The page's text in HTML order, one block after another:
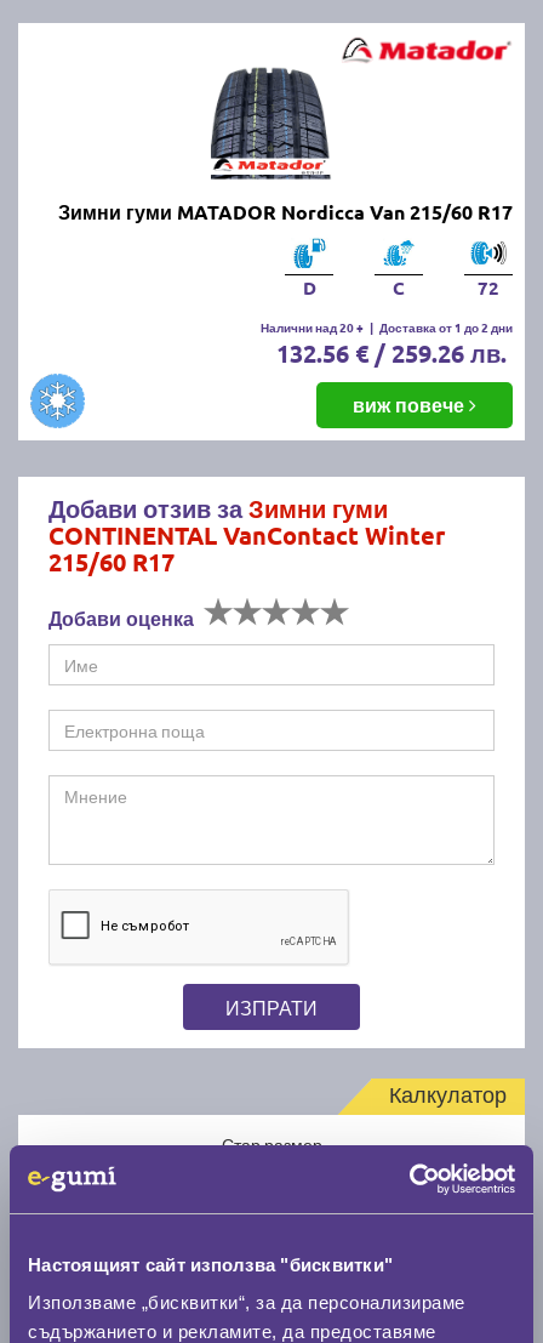
Настоящият сайт използва "бисквитки"
Използваме „бисквитки“, за да персонализираме
съдържанието и рекламите, да предоставяме
Зимни гуми MATADOR Nordicca Van 215/60 R17
D C 72
Налични над 20 + | Доставка от 1 до 2 дни
132.56 € / 259.26 лв.
виж повече
Добави отзив заЗимни гуми
CONTINENTAL VanContact Winter
215/60 R17
Добави оценка
ИЗПРАТИ
Калкулатор
Стар размер
Нов размер